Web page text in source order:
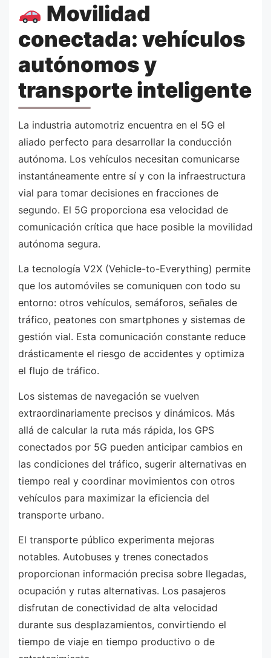
Movilidad
conectada: vehículos
autónomos y
transporte inteligente
La industria automotriz encuentra en el 5G el
aliado perfecto para desarrollar la conducción
autónoma. Los vehículos necesitan comunicarse
instantáneamente entre sí y con la infraestructura
vial para tomar decisiones en fracciones de
segundo. El 5G proporciona esa velocidad de
comunicación crítica que hace posible la movilidad
autónoma segura.
La tecnología V2X (Vehicle-to-Everything) permite
que los automóviles se comuniquen con todo su
entorno: otros vehículos, semáforos, señales de
tráfico, peatones con smartphones y sistemas de
gestión vial. Esta comunicación constante reduce
drásticamente el riesgo de accidentes y optimiza
el flujo de tráfico.
Los sistemas de navegación se vuelven
extraordinariamente precisos y dinámicos. Más
allá de calcular la ruta más rápida, los GPS
conectados por 5G pueden anticipar cambios en
las condiciones del tráfico, sugerir alternativas en
tiempo real y coordinar movimientos con otros
vehículos para maximizar la eficiencia del
transporte urbano.
El transporte público experimenta mejoras
notables. Autobuses y trenes conectados
proporcionan información precisa sobre llegadas,
ocupación y rutas alternativas. Los pasajeros
disfrutan de conectividad de alta velocidad
durante sus desplazamientos, convirtiendo el
tiempo de viaje en tiempo productivo o de